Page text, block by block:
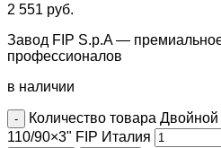
2 551 руб.
Завод FIP S.p.A —
профессионалов
в наличии
Количество товара
110/90×3" FIP Италия